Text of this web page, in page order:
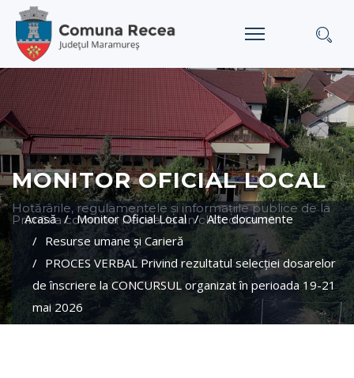
MONITOR OFICIAL LOCAL
Hotărârile, regulamentele și informațiile publice de la
Primăria comunei Recea, la un click distanță
Acasă Monitor Oficial Local
Alte documente
Resurse umane şi Carieră
PROCES VERBAL Privind rezultatul selecției dosarelor
de înscriere la CONCURSUL organizat în perioada 19-21
mai 2026